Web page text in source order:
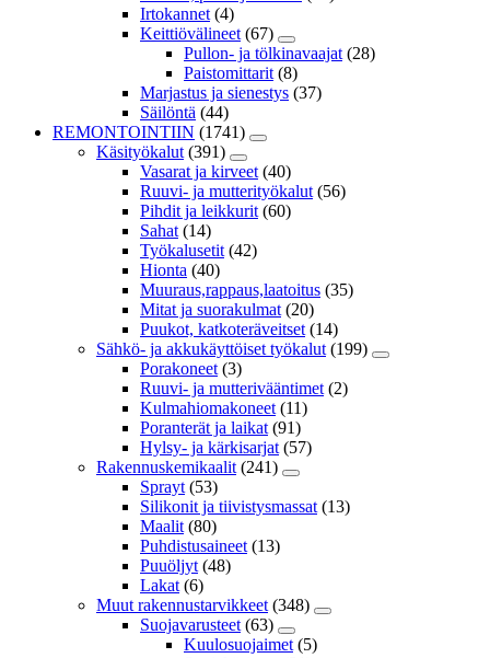
Irtokannet (4)
Keittiövälineet (67)
Pullon- ja tölkinavaajat (28)
Paistomittarit (8)
Marjastus ja sienestys (37)
Säilöntä (44)
REMONTOINTIIN (1741)
Käsityökalut (391)
Vasarat ja kirveet (40)
Ruuvi- ja mutterityökalut (56)
Pihdit ja leikkurit (60)
Sahat (14)
Työkalusetit (42)
Hionta (40)
Muuraus,rappaus,laatoitus (35)
Mitat ja suorakulmat (20)
Puukot, katkoteräveitset (14)
Sähkö- ja akkukäyttöiset työkalut (199)
Porakoneet (3)
Ruuvi- ja mutterivääntimet (2)
Kulmahiomakoneet (11)
Poranterät ja laikat (91)
Hylsy- ja kärkisarjat (57)
Rakennuskemikaalit (241)
Sprayt (53)
Silikonit ja tiivistysmassat (13)
Maalit (80)
Puhdistusaineet (13)
Puuöljyt (48)
Lakat (6)
Muut rakennustarvikkeet (348)
Suojavarusteet (63)
Kuulosuojaimet (5)